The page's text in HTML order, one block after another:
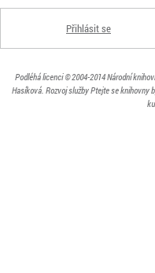
Přihlásit se
Podléhá licenci© 2004-2014Národní
Hasíková. Rozvoj služby Ptejte se knihovny